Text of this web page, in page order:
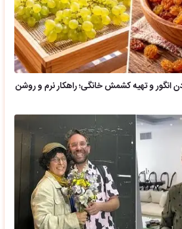
و تهیه کشمش خانگی؛ راهکار نرم و روشن